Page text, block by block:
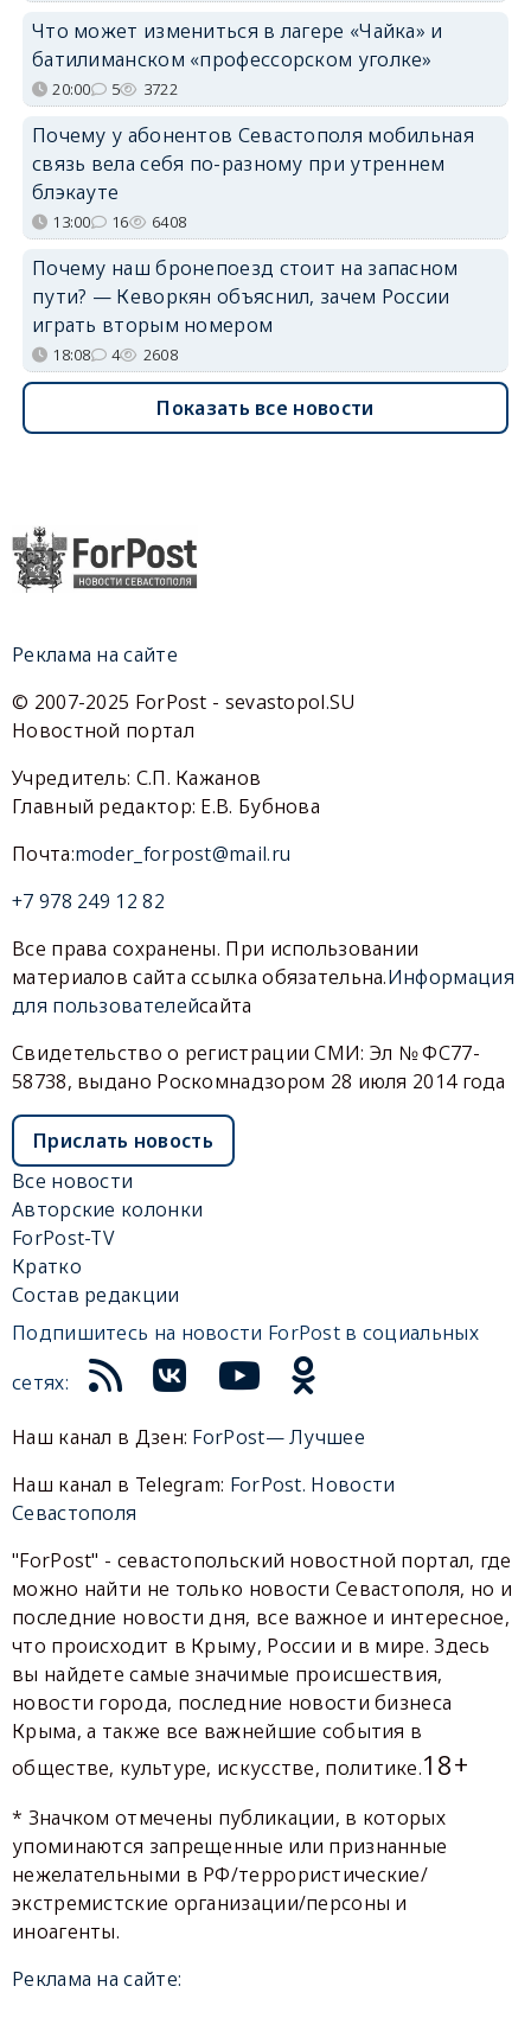
Что может измениться в лагере «Чайка» и
батилиманском «профессорском уголке»
20:00 5 3722
Почему у абонентов Севастополя мобильная
связь вела себя по-разному при утреннем
блэкауте
13:00 16 6408
Почему наш бронепоезд стоит на запасном
пути? — Кеворкян объяснил, зачем России
играть вторым номером
18:08 4 2608
Показать все новости
Реклама на сайте
© 2007-2025 ForPost - sevastopol.SU
Новостной портал
Учредитель: С.П. Кажанов
Главный редактор: Е.В. Бубнова
Почта:moder_forpost@mail.ru
+7 978 249 12 82
Все права сохранены. При использовании
материалов сайта ссылка обязательна.Информация
для пользователейсайта
Свидетельство о регистрации СМИ: Эл № ФС77-
58738, выдано Роскомнадзором 28 июля 2014 года
Прислать новость
Все новости
Авторские колонки
ForPost-TV
Кратко
Состав редакции
Подпишитесь на новости ForPost в социальных
сетях:
Наш канал в Дзен: ForPost— Лучшее
Наш канал в Telegram: ForPost. Новости
Севастополя
"ForPost" - севастопольский новостной портал, где
можно найти не только новости Севастополя, но и
последние новости дня, все важное и интересное,
что происходит в Крыму, России и в мире. Здесь
вы найдете самые значимые происшествия,
новости города, последние новости бизнеса
Крыма, а также все важнейшие события в
обществе, культуре, искусстве, политике.18+
* Значком отмечены публикации, в которых
упоминаются запрещенные или признанные
нежелательными в РФ/террористические/
экстремистские организации/персоны и
иноагенты.
Реклама на сайте: